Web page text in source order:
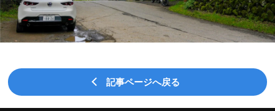
記事ページへ戻る